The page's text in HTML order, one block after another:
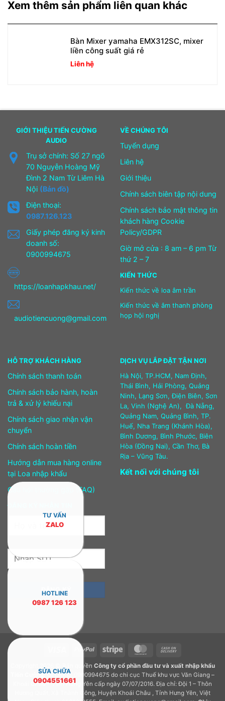
Xem thêm sản phẩm liên quan khác
Bàn Mixer yamaha EMX312SC, mixer
liền công suất giá rẻ
Liên hệ
GIỚI THIỆU TIẾN CƯỜNG
AUDIO
Trụ sở chính: Số 27 ngõ
70 Nguyễn Hoàng Mỹ
Đình 2 Nam Từ Liêm Hà
Nội (Bản đồ)
Điện thoại:
0987.126.123
Giấy phép đăng ký kinh
doanh số:
0900994675
https://loanhapkhau.net/
audiotiencuong@gmail.com
VỀ CHÚNG TÔI
Tuyển dụng
Liên hệ
Giới thiệu
Chính sách biên tập nội dung
Chính sách bảo mật thông tin
khách hàng Cookie
Policy/GDPR
Giờ mở cửa : 8 am – 6 pm Từ
thứ 2 – 7
KIẾN THỨC
Kiến thức về loa âm trần
Kiến thức về âm thanh phòng
họp hội nghị
HỖ TRỢ KHÁCH HÀNG
Chính sách thanh toán
Chính sách bảo hành, hoàn
trả & xử lý khiếu nại
Chính sách giao nhận vận
chuyển
Chính sách hoàn tiền
Hướng dẫn mua hàng online
tại Loa nhập khẩu
Câu hỏi thường gặp (FAQ)
DỊCH VỤ LẮP ĐẶT TẬN NƠI
Hà Nội, TP.HCM, Nam Định,
Thái Bình, Hải Phòng, Quảng
Ninh, Lạng Sơn, Điện Biên, Sơn
La, Vinh (Nghệ An), Đà Nẵng,
Quảng Nam, Quảng Bình, TP.
Huế, Nha Trang (Khánh Hòa),
Bình Dương, Bình Phước, Biên
Hòa (Đồng Nai), Cần Thơ, Bà
Rịa – Vũng Tàu.
Kết nối với chúng tôi
PayPal Stripe MasterCard
Delivery
Copyright 2026 © Bản quyền Công ty cổ phần đầu tư và xuất nhập khẩu
Tiến Cường.GPDKKD: 0900994675 do chi cục Thuế khu vực Văn Giang –
Khoái Châu – Tỉnh Hưng Yên cấp ngày 07/07/2016. Địa chỉ: Đội 1 – Thôn
Hương Quất, Xã Thành Công, Huyện Khoái Châu , Tỉnh Hưng Yên, Việt
TƯ VẤN
ZALO
HOTLINE
0987 126 123
SỬA CHỮA
0904551661